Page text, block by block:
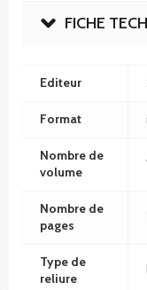
FICHE
Editeur
Format
Nombre de
volume
Nombre de
pages
Type de
reliure